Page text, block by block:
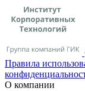
Правила
О компании